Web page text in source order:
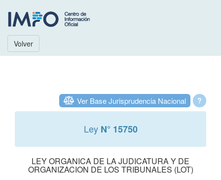
Volver
?
Ver Base Jurisprudencia Nacional
Ley N° 15750
LEY ORGANICA DE LA JUDICATURA Y DE
ORGANIZACION DE LOS TRIBUNALES (LOT)